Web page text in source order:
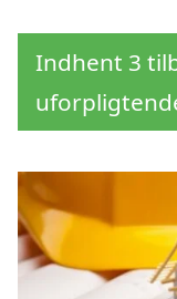
Indhent 3